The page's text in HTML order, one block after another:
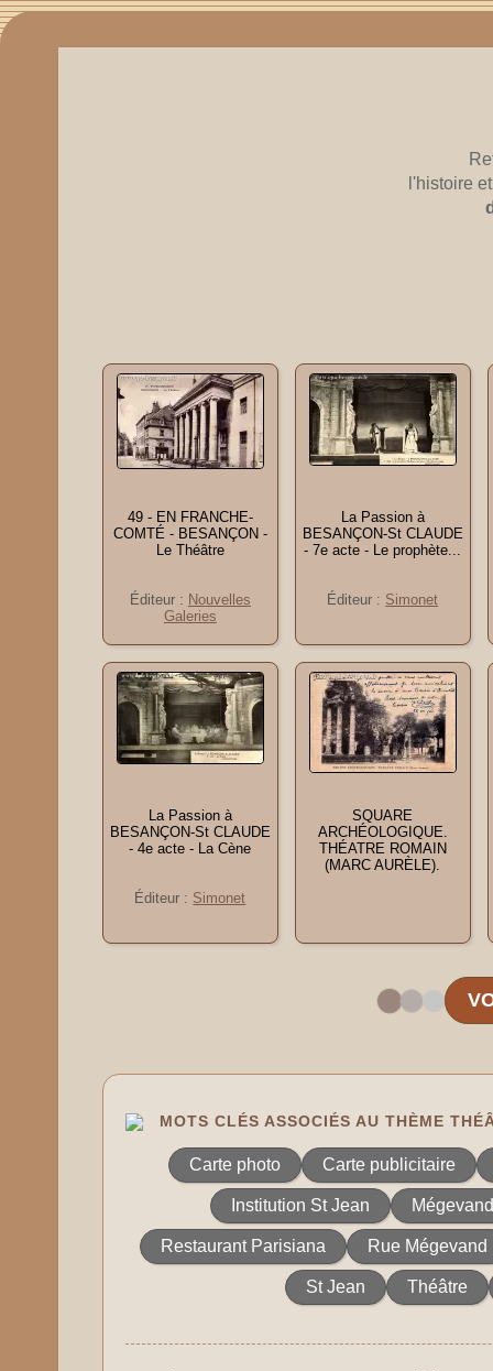
l'histoire
49 - EN FRANCHE-
COMTÉ - BESANÇON -
Le Théâtre
Éditeur : Nouvelles
Galeries
La Passion à
BESANÇON-St CLAUDE
- 7e acte - Le prophète...
Éditeur : Simonet
La Passion à
BESANÇON-St CLAUDE
- 4e acte - La Cène
Éditeur : Simonet
SQUARE
ARCHÉOLOGIQUE.
THÉATRE ROMAIN
(MARC AURÈLE).
MOTS CLÉS ASSOCIÉS AU THÈME
Carte photo Carte publicitaire
Institution St Jean Mégevand
Restaurant Parisiana Rue Mégevand
St Jean Théâtre